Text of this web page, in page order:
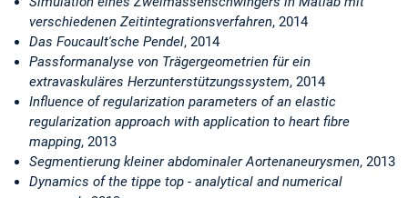
verschiedenen Zeitintegrationsverfahren, 2014
Das Foucault'sche Pendel, 2014
Passformanalyse von Trägergeometrien für ein
extravaskuläres Herzunterstützungssystem, 2014
Influence of regularization parameters of an elastic
regularization approach with application to heart fibre
mapping, 2013
Segmentierung kleiner abdominaler Aortenaneurysmen, 2013
Dynamics of the tippe top - analytical and numerical